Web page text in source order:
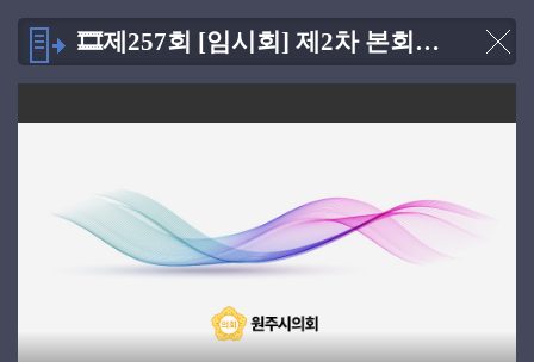
🎞제257회 [임시회] 제2차 본회의 [2025.04.30]